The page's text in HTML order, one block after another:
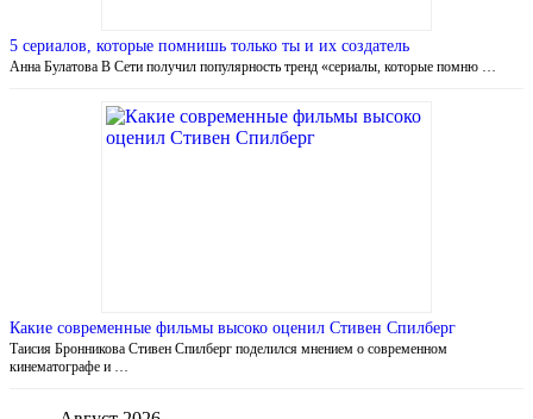
5 сериалов, которые помнишь только ты и их создатель
Анна Булатова В Сети получил популярность тренд «сериалы, которые помню …
Какие современные фильмы высоко оценил Стивен Спилберг
Таисия Бронникова Стивен Спилберг поделился мнением о современном
кинематографе и …